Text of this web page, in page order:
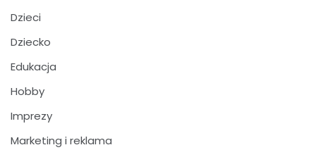
Dzieci
Dziecko
Edukacja
Hobby
Imprezy
Marketing i reklama